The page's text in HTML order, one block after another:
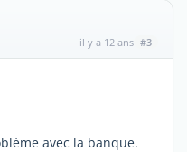
il y a 12 ans #3
avec la banque.